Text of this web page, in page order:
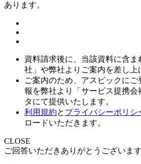
あります。
資料請求後に、当該資料に含
社」や弊社よりご案内を差し上
ご案内のため、アスピックに
報を弊社より「サービス提携会
タにて提供いたします。
利用規約と プライバシーポリシ
ロードいただきます。
CLOSE
ご回答いただきありがとうございます